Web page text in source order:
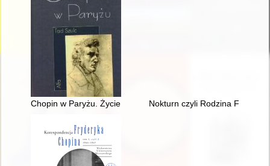
Chopin w Paryżu. Życie i epokaNokturn czyli Rodzina